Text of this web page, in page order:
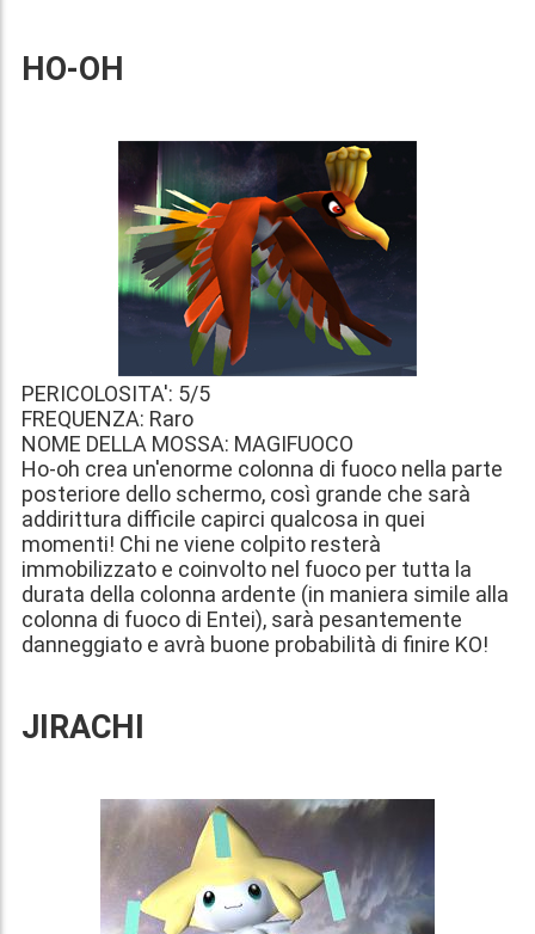
HO-OH
PERICOLOSITA': 5/5
FREQUENZA: Raro
NOME DELLA MOSSA: MAGIFUOCO
Ho-oh crea un'enorme colonna di fuoco nella parte
posteriore dello schermo, così grande che sarà
addirittura difficile capirci qualcosa in quei
momenti! Chi ne viene colpito resterà
immobilizzato e coinvolto nel fuoco per tutta la
durata della colonna ardente (in maniera simile alla
colonna di fuoco di Entei), sarà pesantemente
danneggiato e avrà buone probabilità di finire KO!
JIRACHI